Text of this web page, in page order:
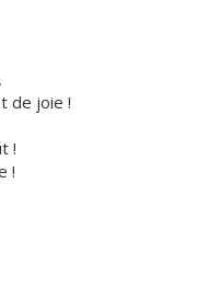
de joie !
!
!